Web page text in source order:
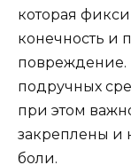
которая
конечность и
повреждение.
подручных
при этом
закреплены и
боли.